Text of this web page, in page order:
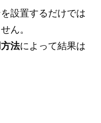
設置するだけでは
ん。
法によって結果は